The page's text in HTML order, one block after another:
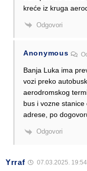
kreće iz kruga
Odgovori
Anonymous
Banja Luka ima
vozi preko
aerodromskog
bus i vozne
adrese, po
Odgovori
Yrraf 07.03.2025. 19:54